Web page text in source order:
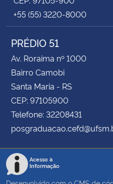
+55 (55) 3220-8000
PRÉDIO 51
Av. Roraima nº 1000
Bairro Camobi
Santa Maria - RS
CEP: 97105900
Telefone: 32208431
Acesso à
Informação